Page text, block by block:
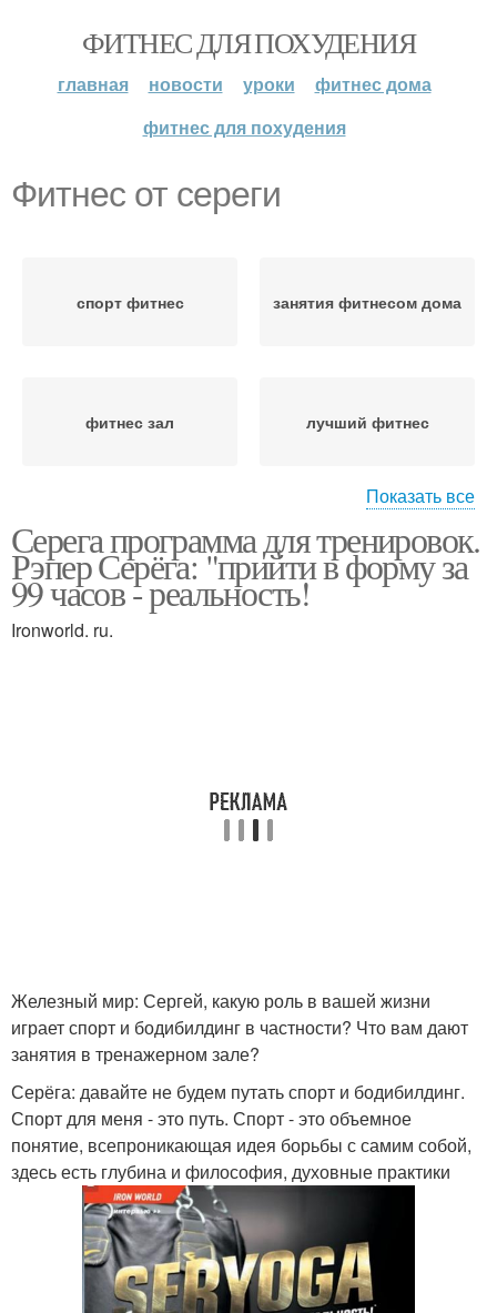
ФИТНЕС ДЛЯ ПОХУДЕНИЯ
главная новости уроки
фитнес дома
фитнес для похудения
Фитнес от сереги
спорт фитнес занятия фитнесом дома
фитнес зал лучший фитнес
дома
фитнес программа
Показать все
Серега программа для тренировок.
Рэпер Серёга: "прийти в форму за
99 часов - реальность!
Ironworld. ru.
Железный мир: Сергей, какую роль в вашей жизни
играет спорт и бодибилдинг в частности? Что вам дают
занятия в тренажерном зале?
Серёга: давайте не будем путать спорт и бодибилдинг.
Спорт для меня - это путь. Спорт - это объемное
понятие, всепроникающая идея борьбы с самим собой,
здесь есть глубина и философия, духовные практики